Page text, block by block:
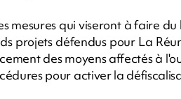
mesures qui viseront à faire
projets défendus pour La
des moyens affectés à
pour activer la